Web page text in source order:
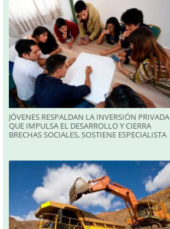
JÓVENES RESPALDAN LA INVERSIÓN PRIVADA
QUE IMPULSA EL DESARROLLO Y CIERRA
BRECHAS SOCIALES, SOSTIENE ESPECIALISTA